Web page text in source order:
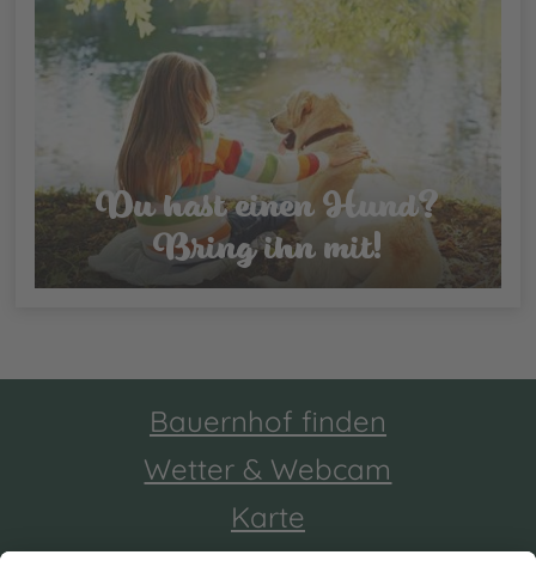
Du hast einen Hund?
Bring ihn mit!
Bauernhof finden
Wetter & Webcam
Karte